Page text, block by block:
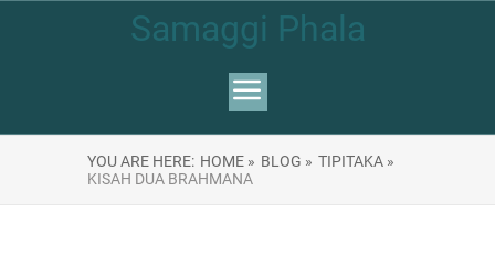
Samaggi Phala
YOU ARE HERE: HOME » BLOG » TIPITAKA »
KISAH DUA BRAHMANA